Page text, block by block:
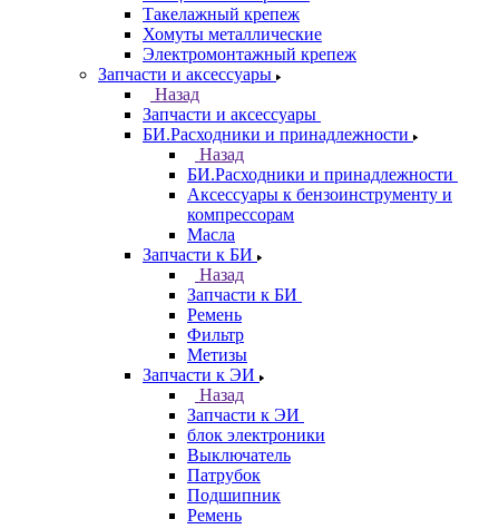
Такелажный крепеж
Хомуты металлические
Электромонтажный крепеж
Запчасти и аксессуары
Назад
Запчасти и аксессуары
БИ.Расходники и принадлежности
Назад
БИ.Расходники и принадлежности
Аксессуары к бензоинструменту и
компрессорам
Масла
Запчасти к БИ
Назад
Запчасти к БИ
Ремень
Фильтр
Метизы
Запчасти к ЭИ
Назад
Запчасти к ЭИ
блок электроники
Выключатель
Патрубок
Подшипник
Ремень